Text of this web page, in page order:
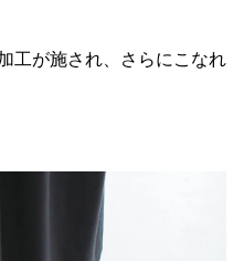
工が施され、さらにこなれ